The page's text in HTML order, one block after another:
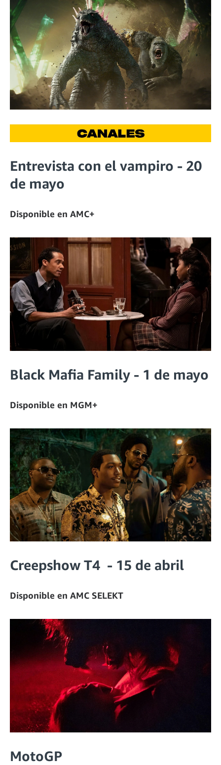
Entrevista con el vampiro - 20
de mayo
Disponible en AMC+
Black Mafia Family - 1 de mayo
Disponible en MGM+
Creepshow T4 - 15 de abril
Disponible en AMC SELEKT
MotoGP